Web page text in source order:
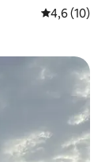
4,6 de uma
4,6 (10)